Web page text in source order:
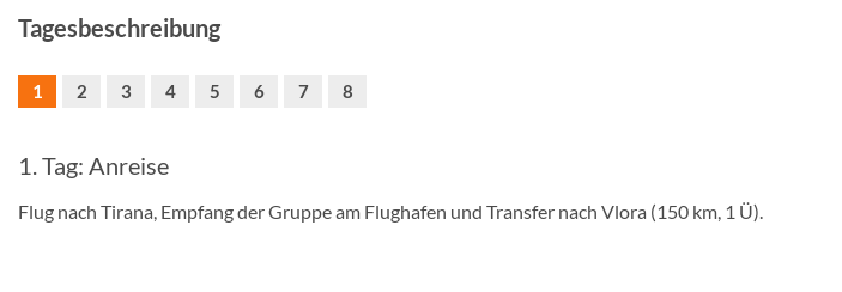
Tagesbeschreibung
1 2 3 4 5 6 7 8
1. Tag: Anreise
Flug nach Tirana, Empfang der Gruppe am Flughafen und Transfer nach Vlora (150 km, 1 Ü).